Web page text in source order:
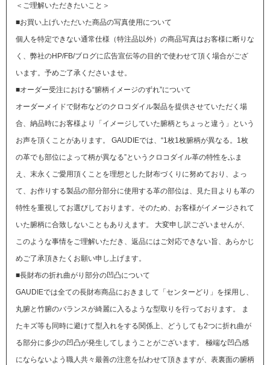
＜ご理解いただきたいこと＞
■お買い上げいただいた商品の写真使用について
個人を特定できない通常仕様（特注品以外）の商品写真はお客様に断りな
く、弊社のHP/FB/ブログに広告宣伝等の目的で使わせて頂く場合がござ
います。予めご了承くださいませ。
■オーダー受注における“腑柄イメージのずれ”について
オーダーメイドで財布などのクロコダイル製品を提供させていただく場
合、納品時にお客様より「イメージしていた腑柄とちょっと違う」という
お声を頂くことがあります。
GAUDIEでは、“1枚1枚腑柄が異なる。1枚
の革でも部位によって柄が異なる”というクロコダイル革の特性をふま
え、末永くご愛用頂くことを理想とした財布づくりに努めており、よっ
て、お作りする製品の部分部分に使用する革の部位は、見た目よりも革の
特性を重視してお選びしております。そのため、お客様がイメージされて
いた腑柄に合致しないこともありえます。
大変申し訳ございませんが、
このような事情をご理解いただき、返品にはご対応できない旨、あらかじ
めご了承頂きたくお願い申し上げます。
■長財布の折れ曲がり部分の凹凸について
GAUDIEでは全ての長財布商品におきまして「センターどり」を採用し、
丸腑と竹腑のバランスが綺麗に入るような型取りを行っております。 ま
たキズ等も同時に避けて型入れをする関係上、どうしても2つに折れ曲が
る部分に多少の凹凸が発生してしまうことがございます。 極端な凹凸感
にならないよう職人共々最善の注意を払わせて頂きますが、表裏面の腑柄